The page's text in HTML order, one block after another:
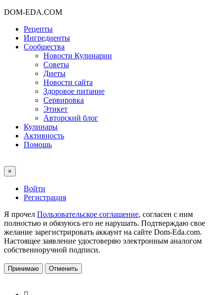
DOM-EDA.COM
Рецепты
Ингредиенты
Сообщества
Новости Кулинарии
Советы
Диеты
Новости сайта
Здоровое питание
Сервировка
Этикет
Авторский блог
Кулинары
Активность
Помощь
×
Войти
Регистрация
Я прочел Пользовательское соглашение, согласен с ним
полностью и обязуюсь его не нарушать. Подтверждаю свое
желание зарегистрировать аккаунт на сайте Dom-Eda.com.
Настоящее заявление удостоверяю электронным аналогом
собственноручной подписи.
Принимаю Отменить